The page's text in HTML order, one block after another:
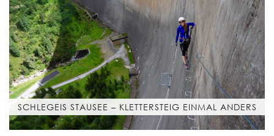
SCHLEGEIS STAUSEE – KLETTERSTEIG EINMAL ANDERS